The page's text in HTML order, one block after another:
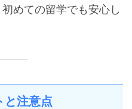
めての留学でも安心し
と注意点